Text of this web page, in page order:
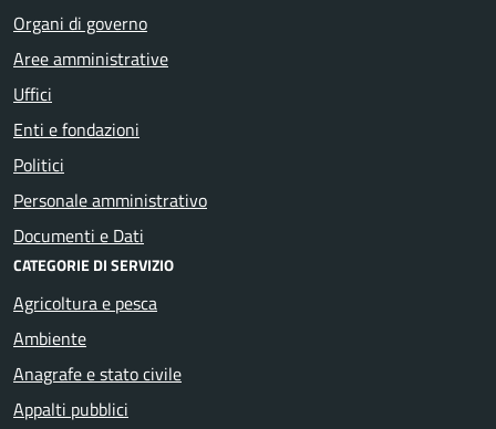
Organi di governo
Aree amministrative
Uffici
Enti e fondazioni
Politici
Personale amministrativo
Documenti e Dati
CATEGORIE DI SERVIZIO
Agricoltura e pesca
Ambiente
Anagrafe e stato civile
Appalti pubblici